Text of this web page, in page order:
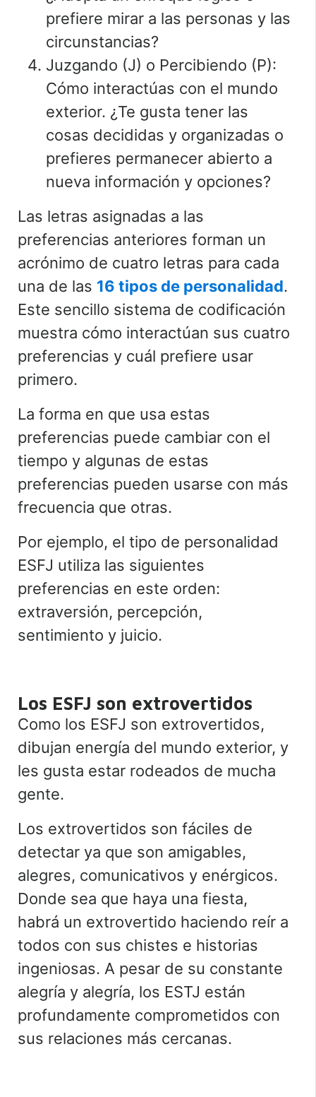
prefiere mirar a las personas y las
circunstancias?
Juzgando (J) o Percibiendo (P):
Cómo interactúas con el mundo
exterior. ¿Te gusta tener las
cosas decididas y organizadas o
prefieres permanecer abierto a
nueva información y opciones?
Las letras asignadas a las
preferencias anteriores forman un
acrónimo de cuatro letras para cada
una de las 16 tipos de personalidad.
Este sencillo sistema de codificación
muestra cómo interactúan sus cuatro
preferencias y cuál prefiere usar
primero.
La forma en que usa estas
preferencias puede cambiar con el
tiempo y algunas de estas
preferencias pueden usarse con más
frecuencia que otras.
Por ejemplo, el tipo de personalidad
ESFJ utiliza las siguientes
preferencias en este orden:
extraversión, percepción,
sentimiento y juicio.
Los ESFJ son extrovertidos
Como los ESFJ son extrovertidos,
dibujan energía del mundo exterior, y
les gusta estar rodeados de mucha
gente.
Los extrovertidos son fáciles de
detectar ya que son amigables,
alegres, comunicativos y enérgicos.
Donde sea que haya una fiesta,
habrá un extrovertido haciendo reír a
todos con sus chistes e historias
ingeniosas. A pesar de su constante
alegría y alegría, los ESTJ están
profundamente comprometidos con
sus relaciones más cercanas.